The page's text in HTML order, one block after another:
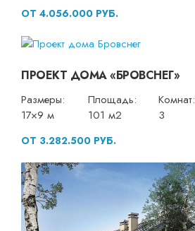
ОТ 4.056.000 РУБ.
ПРОЕКТ ДОМА «БРОВСНЕГ»
Размеры:
17×9 м
Площадь:
101 м2
Комнат:
3
ОТ 3.282.500 РУБ.